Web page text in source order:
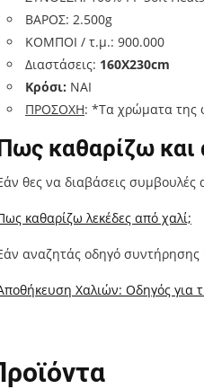
ΒΑΡΟΣ: 2.500g
ΚΟΜΠΟΙ / τ.μ.: 900.000
Διαστάσεις: 160Χ230cm
Κρόσι: ΝΑΙ
ΠΡΟΣΟΧΗ: *Τα χρώματα της
καθαρίζω και
θες να διαβάσεις
καθαρίζω λεκέδες από χαλί;
αναζητάς οδηγό συντήρησης
Χαλιών: Οδηγός για